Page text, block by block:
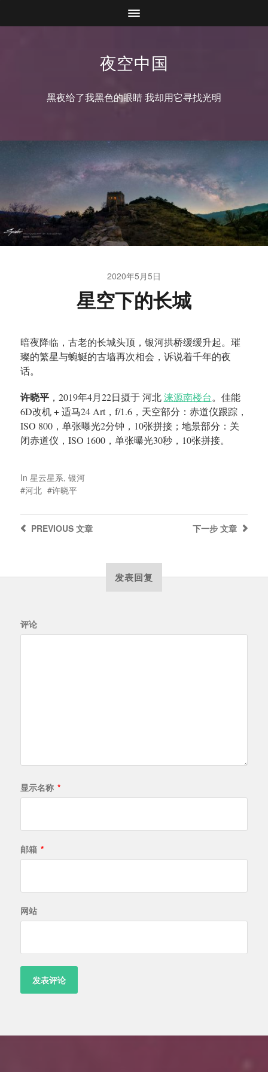
夜空中国
黑夜给了我黑色的眼睛 我却用它寻找光明
2020年5月5日
星空下的长城
暗夜降临，古老的长城头顶，银河拱桥缓缓升起。璀
璨的繁星与蜿蜒的古墙再次相会，诉说着千年的夜
话。
许晓平，2019年4月22日摄于 河北涞源南楼台。佳能
6D改机 + 适马24 Art，f/1.6，天空部分：赤道仪跟踪，
ISO 800，单张曝光2分钟，10张拼接；地景部分：关
闭赤道仪，ISO 1600，单张曝光30秒，10张拼接。
In 星云星系, 银河
河北
许晓平
下一步 文章
PREVIOUS文章
发表回复
评论
显示名称 *
邮箱 *
网站